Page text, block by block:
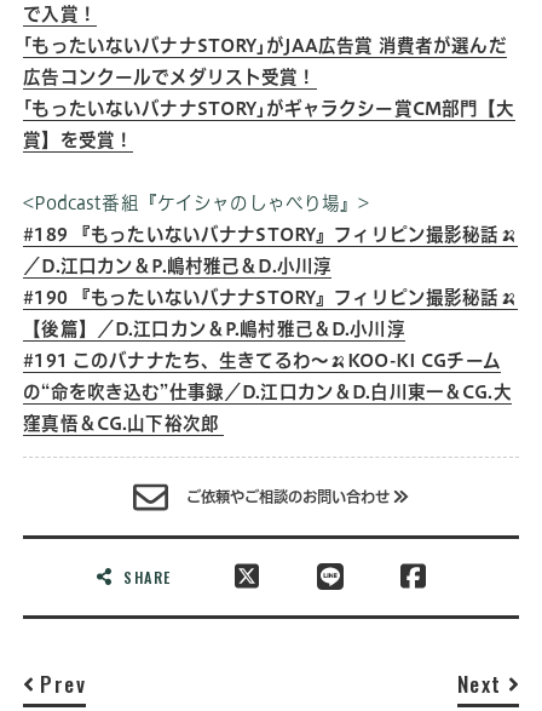
で入賞！
｢もったいないバナナSTORY｣がJAA広告賞 消費者が選んだ
広告コンクールでメダリスト受賞！
｢もったいないバナナSTORY｣がギャラクシー賞CM部門【大
賞】を受賞！
<Podcast番組『ケイシャのしゃべり場』>
#189 『もったいないバナナSTORY』フィリピン撮影秘話🍌
／D.江口カン＆P.嶋村雅己＆D.小川淳
#190 『もったいないバナナSTORY』フィリピン撮影秘話🍌
【後篇】／D.江口カン＆P.嶋村雅己＆D.小川淳
#191 このバナナたち、生きてるわ〜🍌KOO-KI CGチーム
の“命を吹き込む”仕事録／D.江口カン＆D.白川東一＆CG.大
窪真悟＆CG.山下裕次郎
ご依頼やご相談のお問い合わせ
SHARE
Prev Next